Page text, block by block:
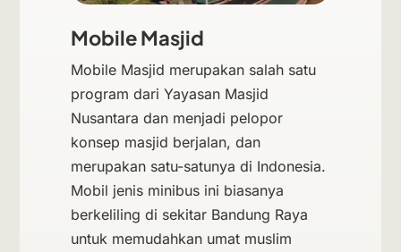
Mobile Masjid
Mobile Masjid merupakan salah satu
program dari Yayasan Masjid
Nusantara dan menjadi pelopor
konsep masjid berjalan, dan
merupakan satu-satunya di Indonesia.
Mobil jenis minibus ini biasanya
berkeliling di sekitar Bandung Raya
untuk memudahkan umat muslim